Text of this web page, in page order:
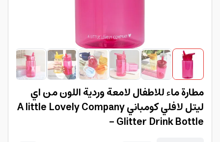
مطارة ماء للاطفال لامعة وردية اللون من اي
ليتل لافلي كومباني A little Lovely Company
- Glitter Drink Bottle